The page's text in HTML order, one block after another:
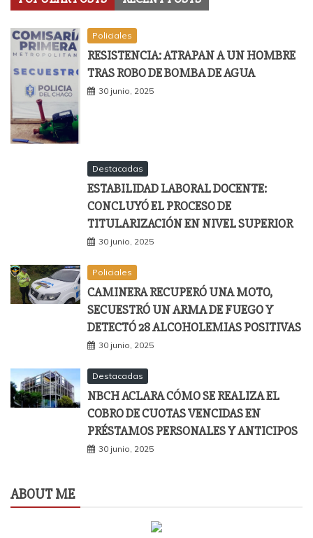
Policiales
RESISTENCIA: ATRAPAN A UN HOMBRE
TRAS ROBO DE BOMBA DE AGUA
30 junio, 2025
Destacadas
ESTABILIDAD LABORAL DOCENTE:
CONCLUYÓ EL PROCESO DE
TITULARIZACIÓN EN NIVEL SUPERIOR
30 junio, 2025
Policiales
CAMINERA RECUPERÓ UNA MOTO,
SECUESTRÓ UN ARMA DE FUEGO Y
DETECTÓ 28 ALCOHOLEMIAS POSITIVAS
30 junio, 2025
Destacadas
NBCH ACLARA CÓMO SE REALIZA EL
COBRO DE CUOTAS VENCIDAS EN
PRÉSTAMOS PERSONALES Y ANTICIPOS
30 junio, 2025
ABOUT ME